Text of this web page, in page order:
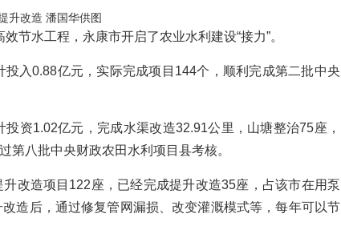
升改造 潘国华供图
水工程，永康市开启了农业水利建设“接力”。
0.88亿元，实际完成项目144个，顺利完成第二批中央
1.02亿元，完成水渠改造32.91公里，山塘整治75座，
第八批中央财政农田水利项目县考核。
改造项目122座，已经完成提升改造35座，占该市在用泵
造后，通过修复管网漏损、改变灌溉模式等，每年可以节